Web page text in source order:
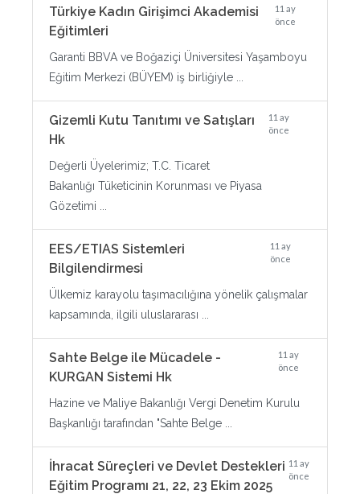
Türkiye Kadın Girişimci Akademisi
Eğitimleri
11 ay
önce
Garanti BBVA ve Boğaziçi Üniversitesi Yaşamboyu
Eğitim Merkezi (BÜYEM) iş birliğiyle ...
Gizemli Kutu Tanıtımı ve Satışları
Hk
11 ay
önce
Değerli Üyelerimiz; T.C. Ticaret
Bakanlığı Tüketicinin Korunması ve Piyasa
Gözetimi ...
EES/ETIAS Sistemleri
Bilgilendirmesi
11 ay
önce
Ülkemiz karayolu taşımacılığına yönelik çalışmalar
kapsamında, ilgili uluslararası ...
Sahte Belge ile Mücadele -
KURGAN Sistemi Hk
11 ay
önce
Hazine ve Maliye Bakanlığı Vergi Denetim Kurulu
Başkanlığı tarafından "Sahte Belge ...
İhracat Süreçleri ve Devlet Destekleri
Eğitim Programı 21, 22, 23 Ekim 2025
11 ay
önce